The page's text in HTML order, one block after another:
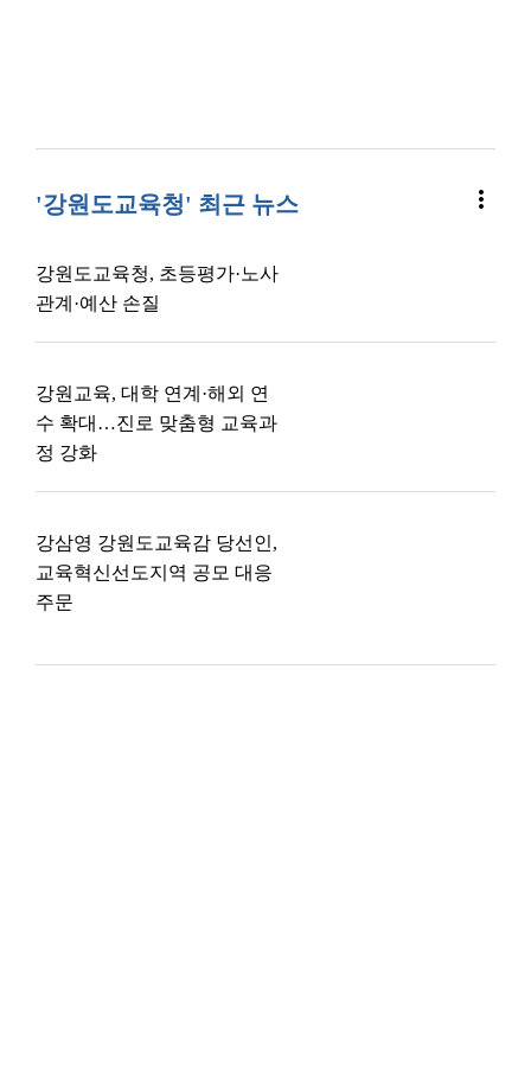
'강원도교육청' 최근 뉴스 more_vert
강원도교육청, 초등평가·노사
관계·예산 손질
강원교육, 대학 연계·해외 연
수 확대…진로 맞춤형 교육과
정 강화
강삼영 강원도교육감 당선인,
교육혁신선도지역 공모 대응
주문